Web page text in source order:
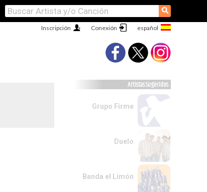
⚲
Conexión
Inscripción
Artistas Sugeridos
Grupo Firme
Duelo
Banda el Limón